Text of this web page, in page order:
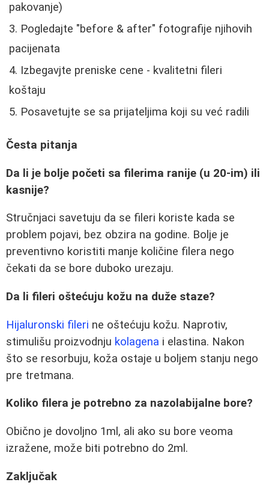
pakovanje)
Pogledajte "before & after" fotografije njihovih
pacijenata
Izbegavjte preniske cene - kvalitetni fileri
koštaju
Posavetujte se sa prijateljima koji su već radili
Česta pitanja
Da li je bolje početi sa filerima ranije (u 20-im) ili
kasnije?
Stručnjaci savetuju da se fileri koriste kada se
problem pojavi, bez obzira na godine. Bolje je
preventivno koristiti manje količine filera nego
čekati da se bore duboko urezaju.
Da li fileri oštećuju kožu na duže staze?
Hijaluronski fileri ne oštećuju kožu. Naprotiv,
stimulišu proizvodnju kolagena i elastina. Nakon
što se resorbuju, koža ostaje u boljem stanju nego
pre tretmana.
Koliko filera je potrebno za nazolabijalne bore?
Obično je dovoljno 1ml, ali ako su bore veoma
izražene, može biti potrebno do 2ml.
Zaključak